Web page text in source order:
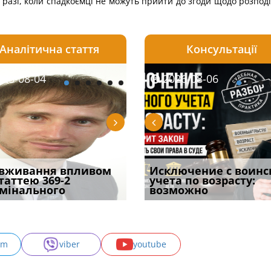
06
встановив для
шкоди
2026-08-06
Документи, на яких не
проставляється
апостиль: пер
Аналітична стаття
08-04
впливом
369-2
2026-08-04
Переоформлення
відстрочки за іншою
підставою: нов
Консультації
2026-08-05
захисту у
я
2026-08-06
Исключение с
учета по возрасту:
возможно
2026-07-30
Восьмий ААС
підтвердив, що
може скас
viber youtube